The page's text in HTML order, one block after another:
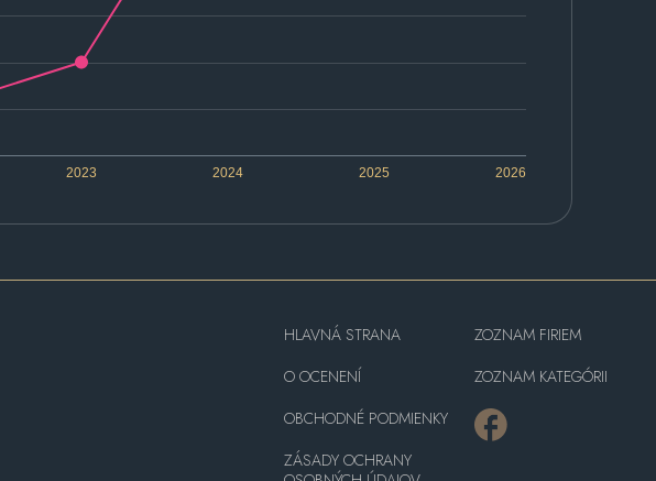
2023 2024 2025 2026
HLAVNÁ STRANA
O OCENENÍ
OBCHODNÉ PODMIENKY
ZÁSADY OCHRANY
ZOZNAM FIRIEM
ZOZNAM KATEGÓRII